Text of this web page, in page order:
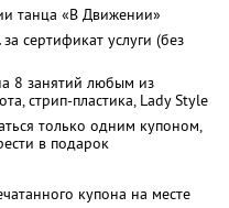
танца «В Движении»
за сертификат услуги (без
8 занятий любым из
стрип-пластика, Lady Style
только одним купоном,
в подарок
купона на месте